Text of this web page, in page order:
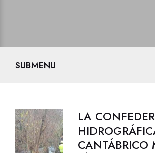
SUBMENU
LA
CANTÁBRICO